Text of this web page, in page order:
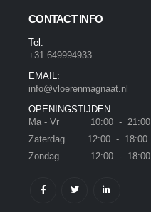
CONTACT INFO
Tel:
+31 649994933
EMAIL:
info@vloerenmagnaat.nl
OPENINGSTIJDEN
Ma - Vr 10:00 - 21:00
Zaterdag 12:00 - 18:00
Zondag 12:00 - 18:00